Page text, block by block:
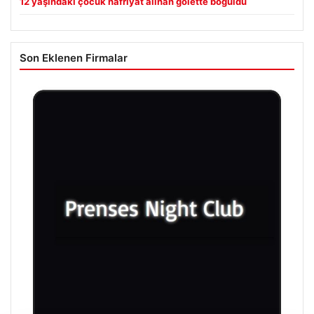
Son Eklenen Firmalar